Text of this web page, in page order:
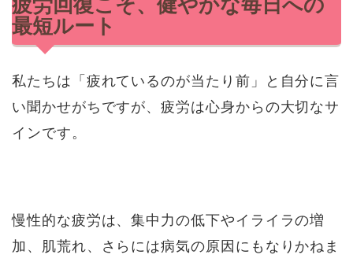
疲労回復こそ、健やかな毎日への
最短ルート
私たちは「疲れているのが当たり前」と自分に言
い聞かせがちですが、疲労は心身からの大切なサ
インです。
慢性的な疲労は、集中力の低下やイライラの増
加、肌荒れ、さらには病気の原因にもなりかねま